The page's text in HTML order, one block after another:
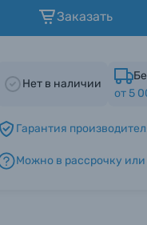
Заказать
Нет в наличии
от 5
Гарантия
Можно в рассрочку или